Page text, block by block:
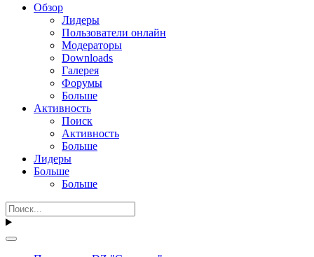
Обзор
Лидеры
Пользователи онлайн
Модераторы
Downloads
Галерея
Форумы
Больше
Активность
Поиск
Активность
Больше
Лидеры
Больше
Больше